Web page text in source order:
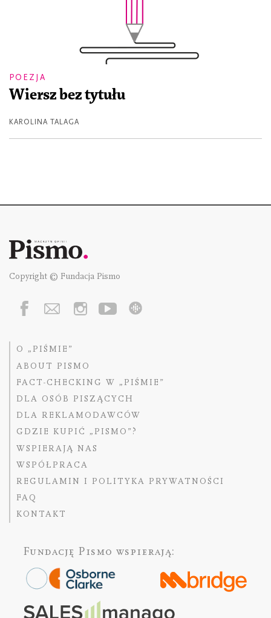
POEZJA
Wiersz bez tytułu
KAROLINA TALAGA
Copyright © Fundacja Pismo
O „PIŚMIE”
ABOUT PISMO
FACT-CHECKING W „PIŚMIE”
DLA OSÓB PISZĄCYCH
DLA REKLAMODAWCÓW
GDZIE KUPIĆ „PISMO”?
WSPIERAJĄ NAS
WSPÓŁPRACA
REGULAMIN I POLITYKA PRYWATNOŚCI
FAQ
KONTAKT
Fundację Pismo wspierają: